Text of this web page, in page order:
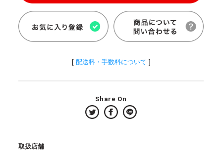
[ 配送料・手数料について ]
Share On
取扱店舗